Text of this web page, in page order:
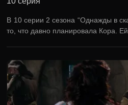
В 10 серии 2 сезона “Однажды в
то, что давно планировала Кора.